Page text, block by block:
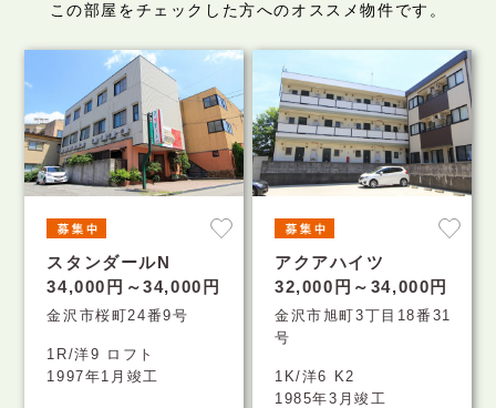
この部屋をチェックした方へのオススメ物件です。
スタンダールN
34,000円～34,000円
金沢市桜町24番9号
1R/洋9 ロフト
1997年1月竣工
アクアハイツ
32,000円～34,000円
金沢市旭町3丁目18番31
号
1K/洋6 K2
1985年3月竣工